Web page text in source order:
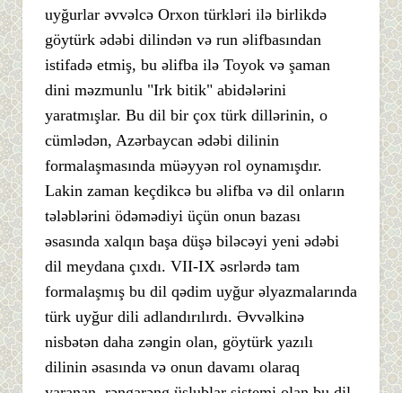
uyğurlar əvvəlcə Orxon türkləri ilə birlikdə
göytürk ədəbi dilindən və run əlifbasından
istifadə etmiş, bu əlifba ilə Toyok və şaman
dini məzmunlu "Irk bitik" abidələrini
yaratmışlar. Bu dil bir çox türk dillərinin, o
cümlədən, Azərbaycan ədəbi dilinin
formalaşmasında müəyyən rol oynamışdır.
Lakin zaman keçdikcə bu əlifba və dil onların
tələblərini ödəmədiyi üçün onun bazası
əsasında xalqın başa düşə biləcəyi yeni ədəbi
dil meydana çıxdı. VII-IX əsrlərdə tam
formalaşmış bu dil qədim uyğur əlyazmalarında
türk uyğur dili adlandırılırdı. Əvvəlkinə
nisbətən daha zəngin olan, göytürk yazılı
dilinin əsasında və onun davamı olaraq